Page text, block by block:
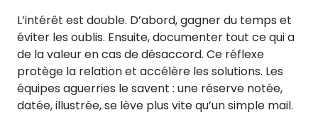
L’intérêt est double. D’abord, gagner du temps et
éviter les oublis. Ensuite, documenter tout ce qui a
de la valeur en cas de désaccord. Ce réflexe
protège la relation et accélère les solutions. Les
équipes aguerries le savent : une réserve notée,
datée, illustrée, se lève plus vite qu’un simple mail.